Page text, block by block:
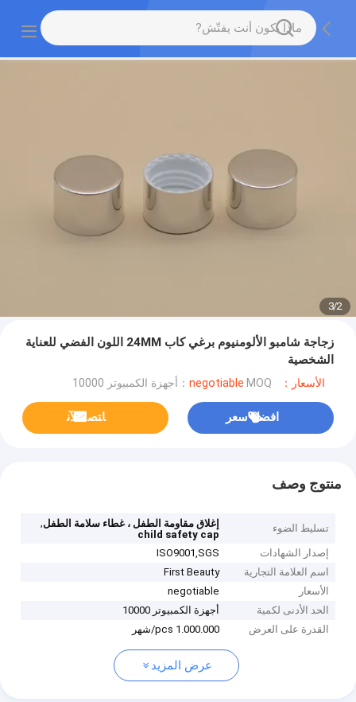
2
/
3
زجاجة شامبو الألومنيوم برغي كاب 24MM اللون الفضي للعناية
الشخصية
الأسعار：negotiable MOQ：أجهزة الكمبيوتر 10000
افضل سعر ﺎﺘﺼﻟ ﺍﻶﻧ
منتوج وصف
تسليط الضوء إغلاق مقاومة الطفل ، غطاء سلامة الطفل,
child safety cap
إصدار الشهادات
ISO9001,SGS
اسم العلامة التجارية
First Beauty
الأسعار
negotiable
الحد الأدنى لكمية
أجهزة الكمبيوتر 10000
القدرة على العرض
1.000.000 pcs/شهر
عرض المزيد